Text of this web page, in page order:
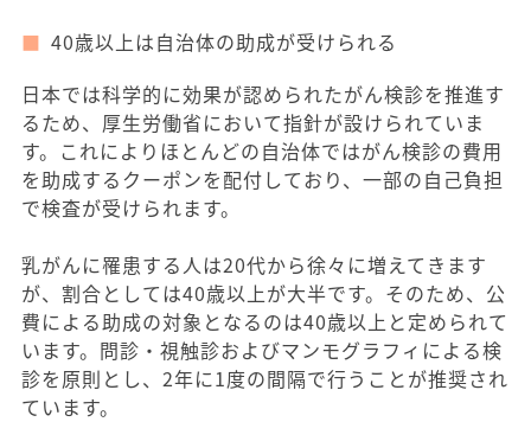
40歳以上は自治体の助成が受けられる
日本では科学的に効果が認められたがん検診を推進す
るため、厚生労働省において指針が設けられていま
す。これによりほとんどの自治体ではがん検診の費用
を助成するクーポンを配付しており、一部の自己負担
で検査が受けられます。
乳がんに罹患する人は20代から徐々に増えてきます
が、割合としては40歳以上が大半です。そのため、公
費による助成の対象となるのは40歳以上と定められて
います。問診・視触診およびマンモグラフィによる検
診を原則とし、2年に1度の間隔で行うことが推奨され
ています。